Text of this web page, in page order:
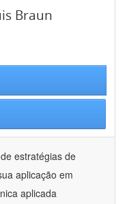
Braun
estratégias de
aplicação em
aplicada